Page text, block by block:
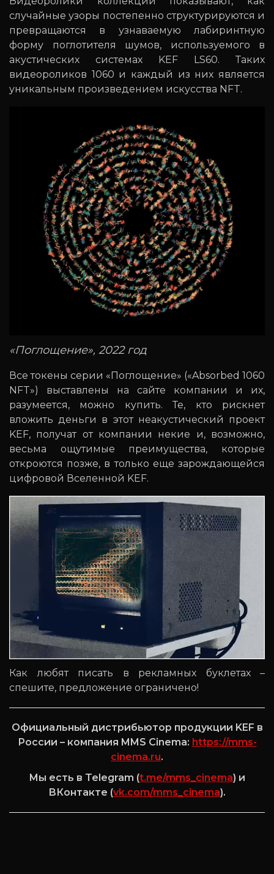
случайные узоры постепенно структурируются и
превращаются в узнаваемую лабиринтную
форму поглотителя шумов, используемого в
акустических системах KEF LS60. Таких
видеороликов 1060 и каждый из них является
уникальным произведением искусства NFT.
«Поглощение», 2022 год
Все токены серии «Поглощение» («Absorbed 1060
NFT») выставлены на сайте компании и их,
разумеется, можно купить. Те, кто рискнет
вложить деньги в этот неакустический проект
KEF, получат от компании некие и, возможно,
весьма ощутимые преимущества, которые
откроются позже, в только еще зарождающейся
цифровой Вселенной KEF.
Как любят писать в рекламных буклетах –
спешите, предложение ограничено!
Официальный дистрибьютор продукции KEF в
России – компания MMS Cinema: https://mms-
cinema.ru.
Мы есть в Telegram (t.me/mms_cinema) и
ВКонтакте (vk.com/mms_cinema).